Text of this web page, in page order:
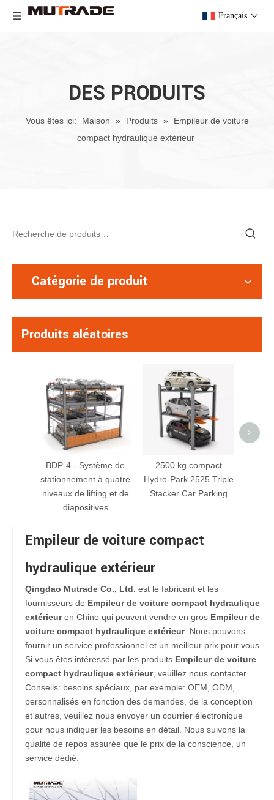
Français
DES PRODUITS
Vous êtes ici: Maison » Produits »
Empileur de voiture
compact hydraulique extérieur
Catégorie de produit
Produits aléatoires
BDP-4 - Système de
stationnement à quatre
niveaux de lifting et de
diapositives
2500 kg compact
Hydro-Park 2525 Triple
Stacker Car Parking
>
Empileur de voiture compact
hydraulique extérieur
Qingdao Mutrade Co., Ltd. est le fabricant et les
fournisseurs de Empileur de voiture compact hydraulique
extérieuren Chine qui peuvent vendre en gros Empileur de
voiture compact hydraulique extérieur. Nous pouvons
fournir un service professionnel et un meilleur prix pour vous.
Si vous êtes intéressé par les produits Empileur de voiture
compact hydraulique extérieur, veuillez nous contacter.
Conseils: besoins spéciaux, par exemple: OEM, ODM,
personnalisés en fonction des demandes, de la conception
et autres, veuillez nous envoyer un courrier électronique
pour nous indiquer les besoins en détail. Nous suivons la
qualité de repos assurée que le prix de la conscience, un
service dédié.